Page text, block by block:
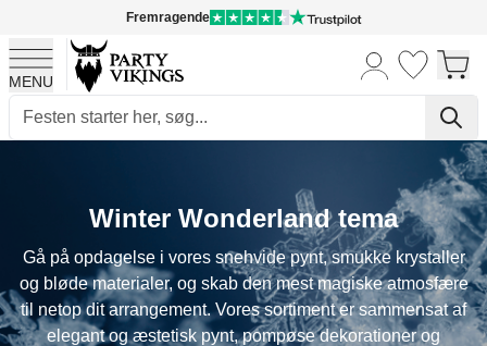
Fremragende
MENU
Winter Wonderland tema
Gå på opdagelse i vores snehvide pynt, smukke krystaller
og bløde materialer, og skab den mest magiske atmosfære
til netop dit arrangement. Vores sortiment er sammensat af
elegant og æstetisk pynt, pompøse dekorationer og